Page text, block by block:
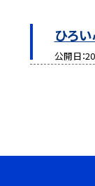
ひろ
公開日